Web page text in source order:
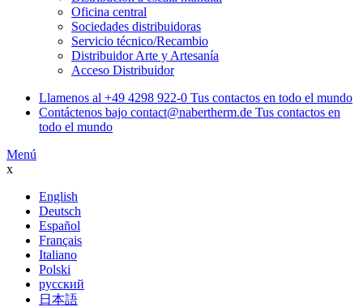
Oficina central
Sociedades distribuidoras
Servicio técnico/Recambio
Distribuidor Arte y Artesanía
Acceso Distribuidor
Llamenos al +49 4298 922-0 Tus contactos en todo el mundo
Contáctenos bajo contact@nabertherm.de Tus contactos en
todo el mundo
Menú
x
English
Deutsch
Español
Français
Italiano
Polski
русский
日本語